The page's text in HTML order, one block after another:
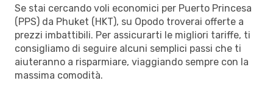
Se stai cercando voli economici per Puerto Princesa
(PPS) da Phuket (HKT), su Opodo troverai offerte a
prezzi imbattibili. Per assicurarti le migliori tariffe, ti
consigliamo di seguire alcuni semplici passi che ti
aiuteranno a risparmiare, viaggiando sempre con la
massima comodità.